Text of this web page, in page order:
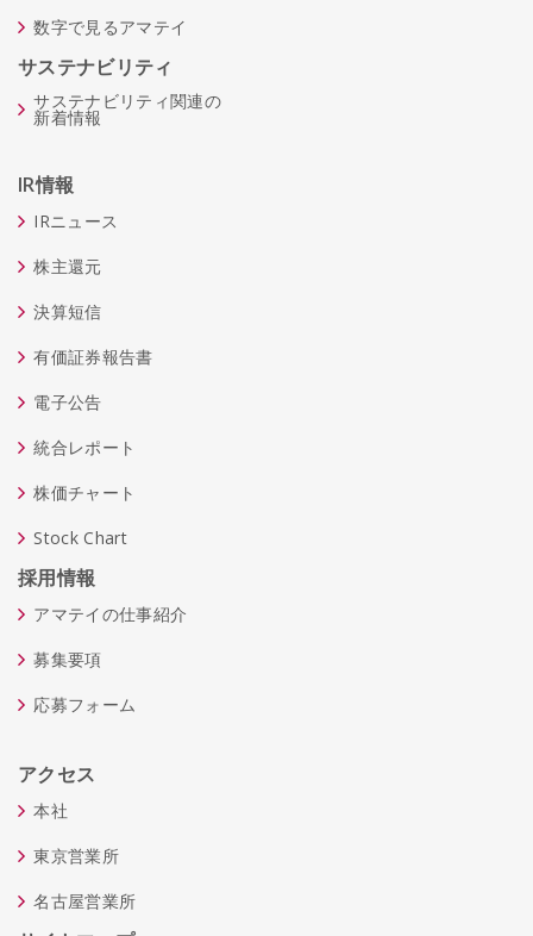
数字で見るアマテイ
サステナビリティ
サステナビリティ関連の
新着情報
IR情報
IRニュース
株主還元
決算短信
有価証券報告書
電子公告
統合レポート
株価チャート
Stock Chart
採用情報
アマテイの仕事紹介
募集要項
応募フォーム
アクセス
本社
東京営業所
名古屋営業所